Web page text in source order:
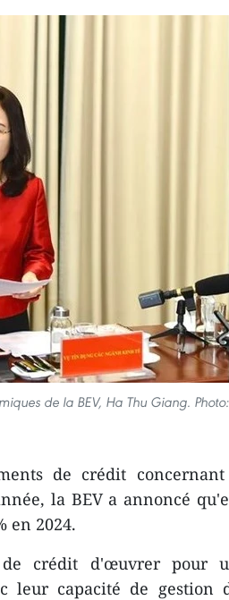
de la BEV, Ha Thu Giang. Photo:
de crédit
la BEV a annoncé
en 2024.
de crédit d'œuvrer pour
leur capacité de gestion